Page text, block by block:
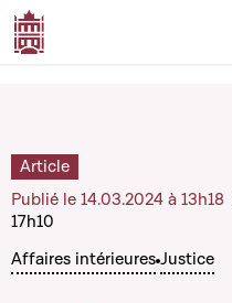
Affaires intérieures Justice
Article
Publié le 14.03.2024 à 13h18
17h10